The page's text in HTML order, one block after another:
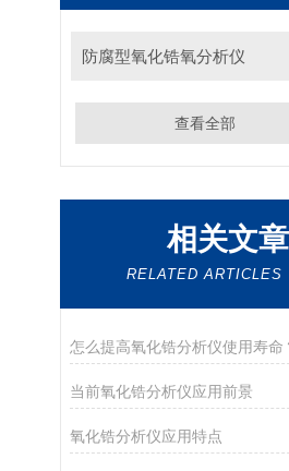
防腐型氧化锆氧分析仪
查看全部
相关文章
RELATED ARTICLES
怎么提高氧化锆分析仪使用寿命
当前氧化锆分析仪应用前景
氧化锆分析仪应用特点